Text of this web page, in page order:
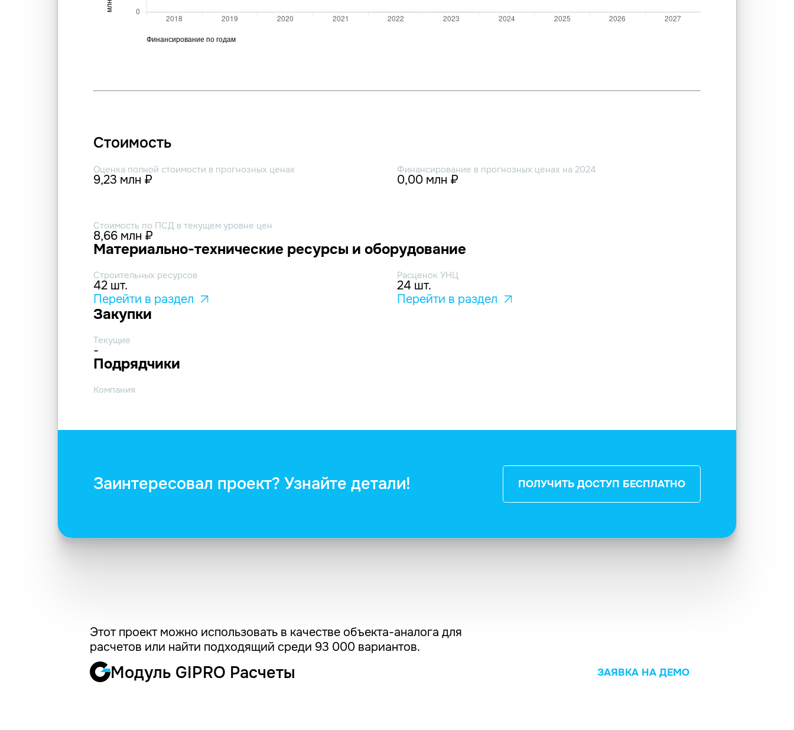
Стоимость
Оценка полной стоимости в прогнозных ценах
9,23 млн ₽
Финансирование в прогнозных ценах на 2024
0,00 млн ₽
Стоимость по ПСД в текущем уровне цен
8,66 млн ₽
Материально-технические ресурсы и оборудование
Строительных ресурсов
42 шт.
Перейти в раздел
Расценок УНЦ
24 шт.
Перейти в раздел
Закупки
Текущие
-
Подрядчики
Компания
Заинтересовал проект? Узнайте детали! ПОЛУЧИТЬ ДОСТУП БЕСПЛАТНО
Этот проект можно использовать в качестве объекта-аналога для
расчетов или найти подходящий среди 93 000 вариантов.
Модуль GIPRO Расчеты ЗАЯВКА НА ДЕМО